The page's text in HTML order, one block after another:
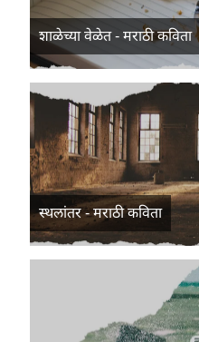
शाळेच्या वेळेत - मराठी कविता
स्थलांतर - मराठी कविता